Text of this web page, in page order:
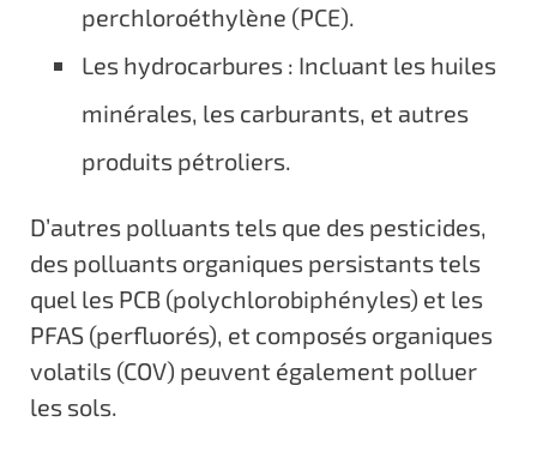
perchloroéthylène (PCE).
Les hydrocarbures : Incluant les huiles
minérales, les carburants, et autres
produits pétroliers.
D’autres polluants tels que des pesticides,
des polluants organiques persistants tels
quel les PCB (polychlorobiphényles) et les
PFAS (perfluorés), et composés organiques
volatils (COV) peuvent également polluer
les sols.